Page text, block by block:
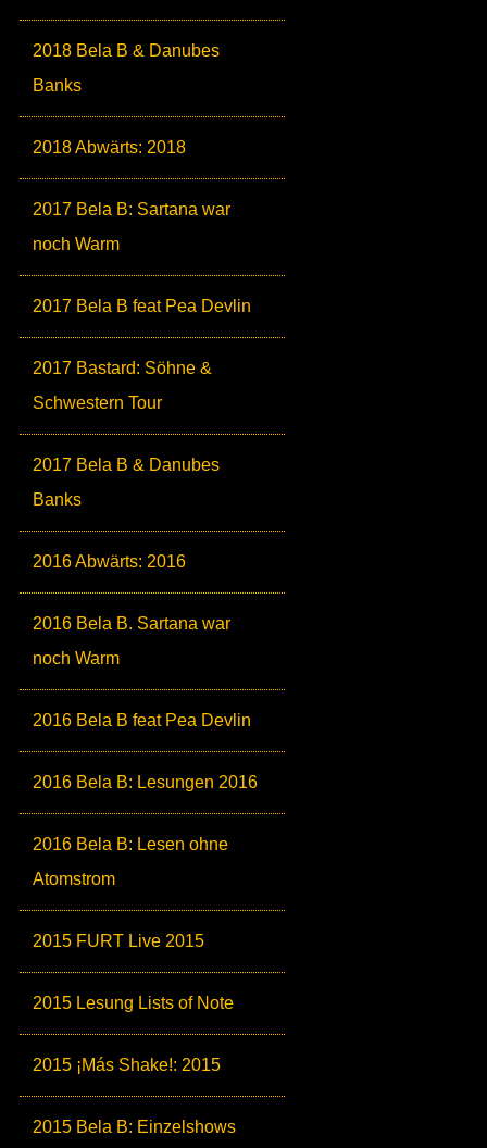
2018 Bela B & Danubes
Banks
2018 Abwärts: 2018
2017 Bela B: Sartana war
noch Warm
2017 Bela B feat Pea Devlin
2017 Bastard: Söhne &
Schwestern Tour
2017 Bela B & Danubes
Banks
2016 Abwärts: 2016
2016 Bela B. Sartana war
noch Warm
2016 Bela B feat Pea Devlin
2016 Bela B: Lesungen 2016
2016 Bela B: Lesen ohne
Atomstrom
2015 FURT Live 2015
2015 Lesung Lists of Note
2015 ¡Más Shake!: 2015
2015 Bela B: Einzelshows